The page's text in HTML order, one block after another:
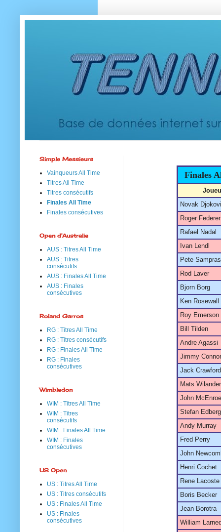
Finales
Novak
Roger Federer
Rafael Nadal
Ivan Lendl
Pete Sampras
Rod Laver
Bjorn Borg
Ken Rosewall
Roy Emerson
Bill Tilden
Andre Agassi
Jimmy
Jack Crawford
Mats Wilander
John McEnroe
Stefan Edberg
Andy Murray
Fred Perry
John
Henri Cochet
Rene Lacoste
Boris Becker
Jean Borotra
William
Simple Messieurs
Vainqueurs All Time
Titres All Time
Titres consécutifs
Finales All Time
Finales consécutives
Open d'Australie
AUS : Titres All Time
AUS : Titres
consécutifs
AUS : Finales All Time
AUS : Finales
consécutives
Roland Garros
RG : Titres All Time
RG : Titres consécutifs
RG : Finales All Time
RG : Finales
consécutives
Wimbledon
WIM : Titres All Time
WIM : Titres
consécutifs
WIM : Finales All Time
WIM : Finales
consécutives
US Open
US : Titres All Time
US : Titres consécutifs
US : Finales All Time
US : Finales
consécutives